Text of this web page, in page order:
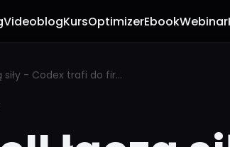
VideoblogKursOptimizerEbookWebinar
OpenAI i Dell łączą siły - Codex trafi do firmowych serwerowni